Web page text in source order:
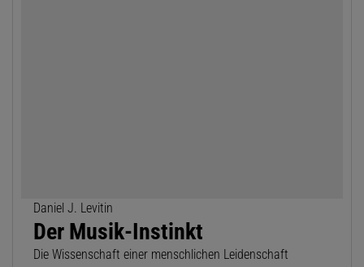
Daniel J. Levitin
Der Musik-Instinkt
Die Wissenschaft einer menschlichen Leidenschaft